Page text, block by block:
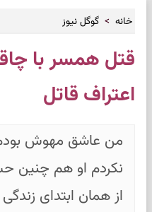
خانه گوگل نیوز
قتل همسر با
اعتراف قاتل
من عاشق مهوش
نکردم او هم چنین
از همان ابتدای